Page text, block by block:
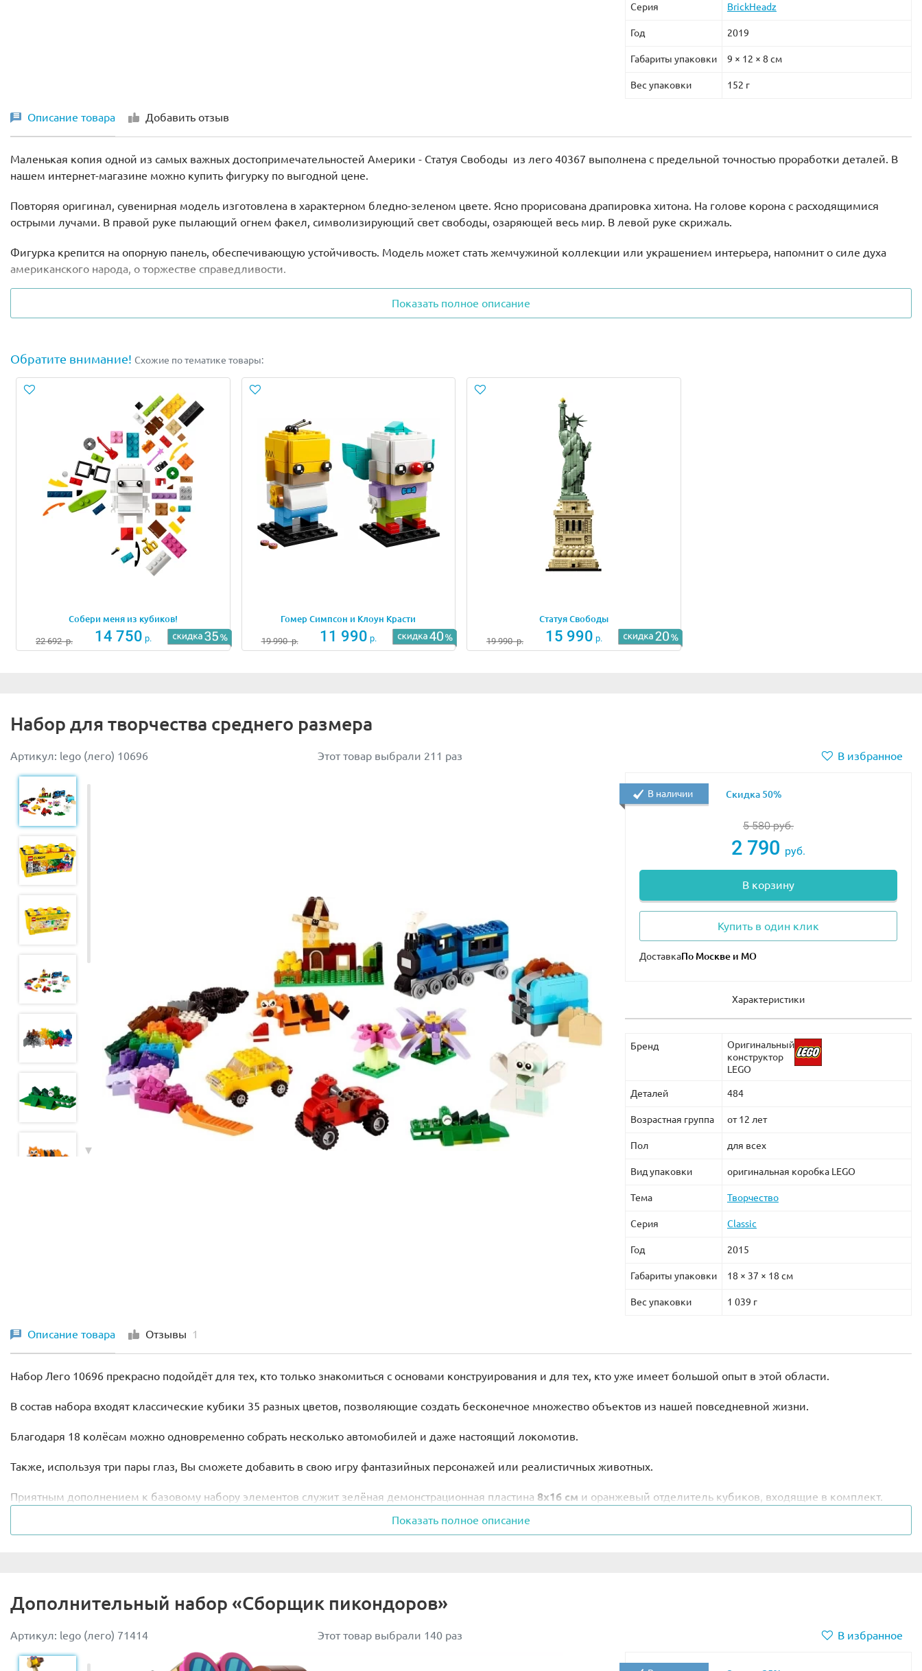
Серия BrickHeadz
Год 2019
Габариты упаковки 9 × 12 × 8 см
Вес упаковки 152 г
Описание товара Добавить отзыв
Маленькая копия одной из самых важных достопримечательностей Америки - Статуя Свободы из лего 40367 выполнена с предельной точностью проработки деталей. В
нашем интернет-магазине можно купить фигурку по выгодной цене.
Повторяя оригинал, сувенирная модель изготовлена в характерном бледно-зеленом цвете. Ясно прорисована драпировка хитона. На голове корона с расходящимися
острыми лучами. В правой руке пылающий огнем факел, символизирующий свет свободы, озаряющей весь мир. В левой руке скрижаль.
Фигурка крепится на опорную панель, обеспечивающую устойчивость. Модель может стать жемчужиной коллекции или украшением интерьера, напомнит о силе духа
американского народа, о торжестве справедливости.
Собранная своими руками фигурка может стать частью тематической инсталляции или поучаствовать в увлекательной игре. Благодаря гарантированному качеству Лего,
конструктор можно безбоязненно собирать и разбирать многократно, он сохранит свою первоначальную геометрию на многие годы.
вдохновляющего на новые открытия. Скрупулезно продуманный образ, достоверно передающий основные значимые элементы, понравится поклонникам символа и
коллекционерам, предпочитающим максимально качественное, оригинальное исполнение.
Размеры фигурки в собранном виде: 9х8х12см.
Показать полное описание
Обратите внимание! Схожие по тематике товары:
Собери меня из кубиков!
22 692р. 14 750 р.
Гомер Симпсон и Клоун Красти
19 990р. 11 990 р.
Статуя Свободы
19 990р. 15 990 р.
Набор для творчества среднего размера
Артикул: lego (лего) 10696 Этот товар выбрали 211 раз В избранное
5 580руб.
2 790 руб.
В корзину
Купить в один клик
Доставка
В наличии Скидка 50%
Характеристики
Бренд
Оригинальный
конструктор
LEGO
Деталей 484
Возрастная группа от 12 лет
Пол для всех
Вид упаковки оригинальная коробка LEGO
Тема Творчество
Серия Classic
Год 2015
Габариты упаковки 18 × 37 × 18 см
Вес упаковки 1 039 г
Описание товара Отзывы 1
Набор Лего 10696 прекрасно подойдёт для тех, кто только знакомиться с основами конструирования и для тех, кто уже имеет большой опыт в этой области.
В состав набора входят классические кубики 35 разных цветов, позволяющие создать бесконечное множество объектов из нашей повседневной жизни.
Благодаря 18 колёсам можно одновременно собрать несколько автомобилей и даже настоящий локомотив.
Также, используя три пары глаз, Вы сможете добавить в свою игру фантазийных персонажей или реалистичных животных.
Приятным дополнением к базовому набору элементов служит зелёная демонстрационная пластина 8х16 см и оранжевый отделитель кубиков, входящие в комплект.
Упаковка набора представляет собой пластиковый контейнер с крышкой, в котором очень удобно хранить детали.
Показать полное описание
Дополнительный набор «Сборщик пикондоров»
Артикул: lego (лего) 71414 Этот товар выбрали 140 раз В избранное